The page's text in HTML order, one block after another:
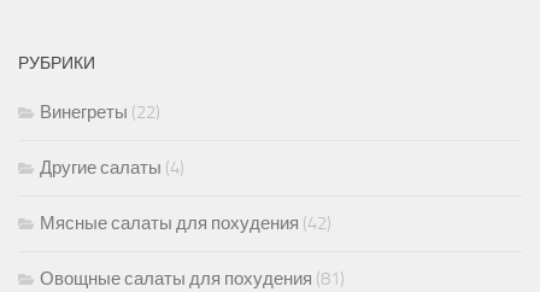
РУБРИКИ
Винегреты (22)
Другие салаты (4)
Мясные салаты для похудения (42)
Овощные салаты для похудения (81)